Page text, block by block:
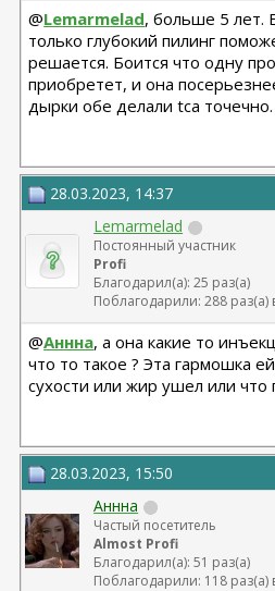
@Lemarmelad, больше 5 лет.
только глубокий пилинг
решается. Боится что одну
приобретет, и она
дырки обе делали tca точечно.
28.03.2023, 14:37
Lemarmelad
Постоянный участник
Profi
Благодарил(а): 25 раз(а)
Поблагодарили: 288
@Аннна, а она какие то
что то такое ? Эта гармошка
сухости или жир ушел или что
28.03.2023, 15:50
Аннна
Частый посетитель
Almost Profi
Благодарил(а): 51 раз(а)
Поблагодарили: 118